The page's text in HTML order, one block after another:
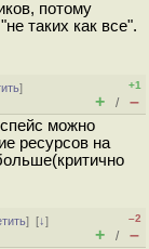
потому
таких как все".
]
+1
+ / –
можно
ресурсов на
][↓]
–2
+ / –